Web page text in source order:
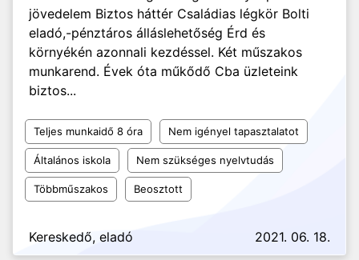
jövedelem Biztos háttér Családias légkör Bolti
eladó,-pénztáros álláslehetőség Érd és
környékén azonnali kezdéssel. Két műszakos
munkarend. Évek óta műkődő Cba üzleteink
biztos...
Teljes munkaidő 8 óra Nem igényel tapasztalatot
Általános iskola Nem szükséges nyelvtudás
Többműszakos Beosztott
Kereskedő, eladó 2021. 06. 18.